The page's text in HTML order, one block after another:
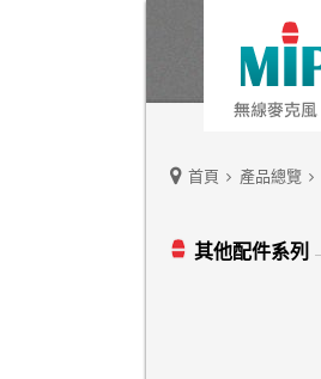
首頁 產品總覽
其他配件系列